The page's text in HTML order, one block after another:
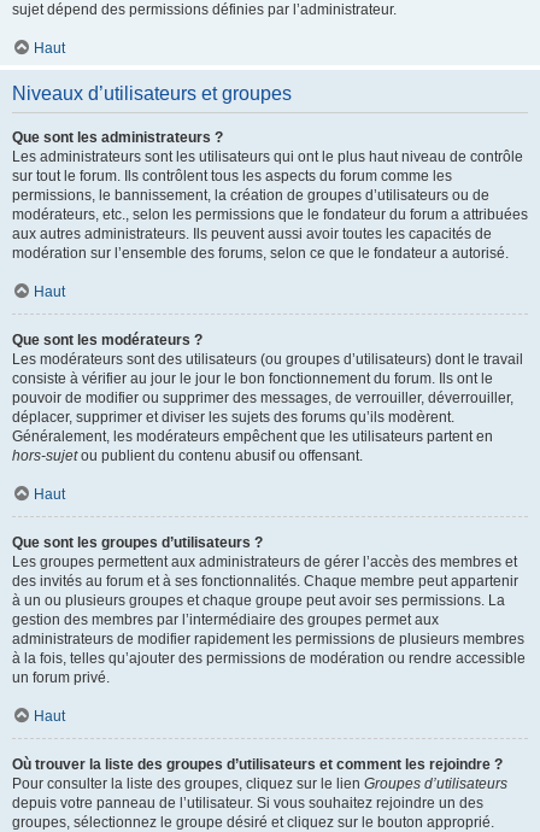
sujet dépend des permissions définies par l’administrateur.
Haut
Niveaux d’utilisateurs et groupes
Que sont les administrateurs ?
Les administrateurs sont les utilisateurs qui ont le plus haut niveau de contrôle
sur tout le forum. Ils contrôlent tous les aspects du forum comme les
permissions, le bannissement, la création de groupes d’utilisateurs ou de
modérateurs, etc., selon les permissions que le fondateur du forum a attribuées
aux autres administrateurs. Ils peuvent aussi avoir toutes les capacités de
modération sur l’ensemble des forums, selon ce que le fondateur a autorisé.
Haut
Que sont les modérateurs ?
Les modérateurs sont des utilisateurs (ou groupes d’utilisateurs) dont le travail
consiste à vérifier au jour le jour le bon fonctionnement du forum. Ils ont le
pouvoir de modifier ou supprimer des messages, de verrouiller, déverrouiller,
déplacer, supprimer et diviser les sujets des forums qu’ils modèrent.
Généralement, les modérateurs empêchent que les utilisateurs partent en
hors-sujetou publient du contenu abusif ou offensant.
Haut
Que sont les groupes d’utilisateurs ?
Les groupes permettent aux administrateurs de gérer l’accès des membres et
des invités au forum et à ses fonctionnalités. Chaque membre peut appartenir
à un ou plusieurs groupes et chaque groupe peut avoir ses permissions. La
gestion des membres par l’intermédiaire des groupes permet aux
administrateurs de modifier rapidement les permissions de plusieurs membres
à la fois, telles qu’ajouter des permissions de modération ou rendre accessible
un forum privé.
Haut
Où trouver la liste des groupes d’utilisateurs et comment les rejoindre ?
Pour consulter la liste des groupes, cliquez sur le lien Groupes d’utilisateurs
depuis votre panneau de l’utilisateur. Si vous souhaitez rejoindre un des
groupes, sélectionnez le groupe désiré et cliquez sur le bouton approprié.